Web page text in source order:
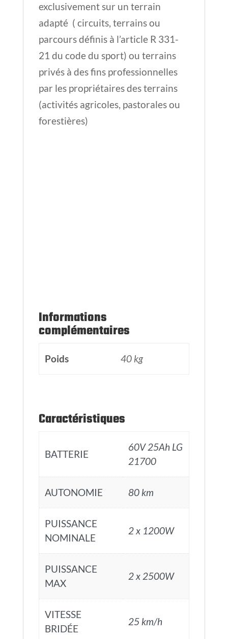
exclusivement sur un terrain
adapté ( circuits, terrains ou
parcours définis à l’article R 331-
21 du code du sport) ou terrains
privés à des fins professionnelles
par les propriétaires des terrains
(activités agricoles, pastorales ou
forestières)
Informations
complémentaires
Poids 40 kg
Caractéristiques
BATTERIE
60V 25Ah LG
21700
AUTONOMIE 80 km
PUISSANCE
NOMINALE
2 x 1200W
PUISSANCE
MAX
2 x 2500W
VITESSE
BRIDÉE
25 km/h